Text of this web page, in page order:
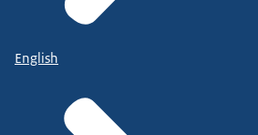
English